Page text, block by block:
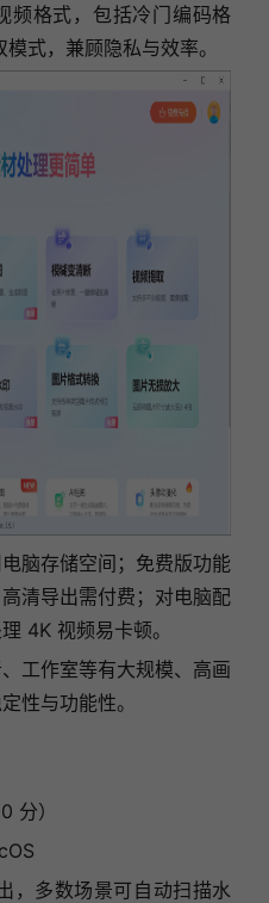
频格式，包括冷门编码格
式，兼顾隐私与效率。
脑存储空间；免费版功能
清导出需付费；对电脑配
4K 视频易卡顿。
工作室等有大规模、高画
性与功能性。
）
，多数场景可自动扫描水